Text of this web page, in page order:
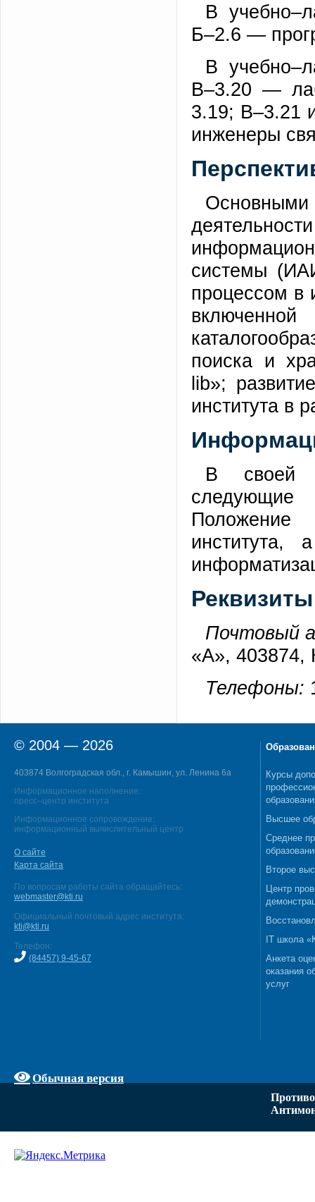
В
Б–2.6 —
В
В–3.20 —
3.19; В–3.21
инженеры
системы
процессом в
поиска и
lib»;
института в
В своей
Реквизиты
Почтовый
«А», 403874,
Телефоны:
© 2004 — 2026
403874 Волгоградская обл., г. Камышин, ул. Ленина 6а
Информационное наполнение:
пресс–центр института
Информационное сопровождение:
информационный вычислительный центр
О сайте
Карта сайта
По вопросам работы сайта обращайтесь:
webmaster@kti.ru
Официальный почтовый адрес института:
kti@kti.ru
Телефон:
(84457) 9-45-67
Обычная версия
Курсы
Высшее
Среднее
Второе
Центр
IT школа
Анкета
оказания
услуг